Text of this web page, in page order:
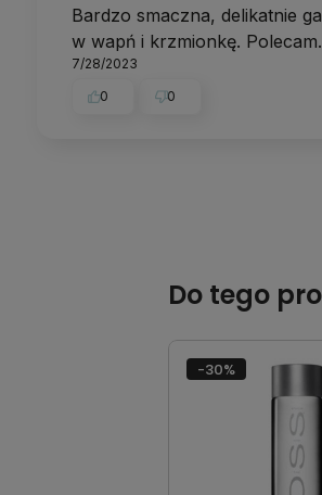
Bardzo smaczna, delikatnie
w wapń i krzmionkę. Polecam.
7/28/2023
0 0
Do tego
-30%